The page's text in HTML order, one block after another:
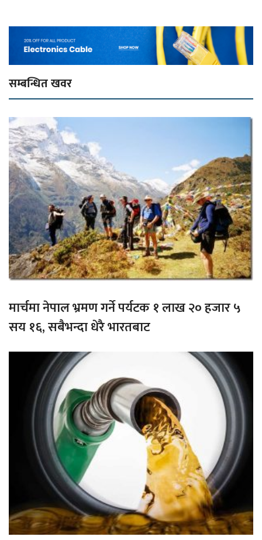
सम्बन्धित खवर
मार्चमा नेपाल भ्रमण गर्ने पर्यटक १ लाख २० हजार ५
सय १६, सबैभन्दा धेरै भारतबाट